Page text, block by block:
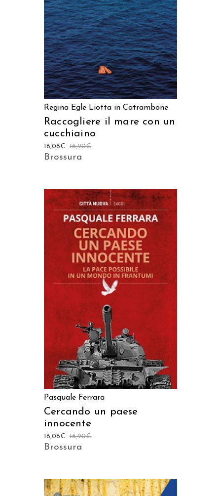
Regina Egle Liotta in Catrambone
Raccogliere il mare con un
cucchiaino
16,90€
16,06€
Brossura
AGGIUNGI AL CARRELLO
Pasquale Ferrara
Cercando un paese
innocente
16,90€
16,06€
Brossura